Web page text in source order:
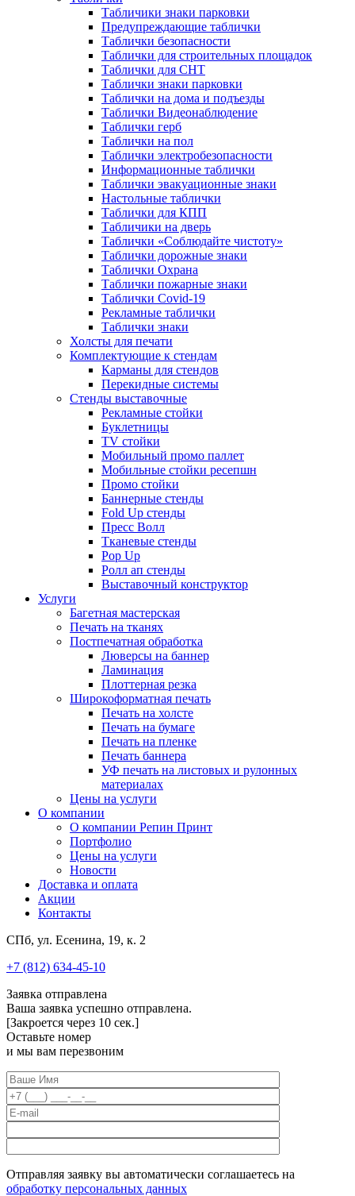
Табличики знаки парковки
Предупреждающие таблички
Таблички безопасности
Таблички для строительных площадок
Таблички для СНТ
Таблички знаки парковки
Таблички на дома и подъезды
Таблички Видеонаблюдение
Таблички герб
Таблички на пол
Таблички электробезопасности
Информационные таблички
Таблички эвакуационные знаки
Настольные таблички
Таблички для КПП
Табличики на дверь
Таблички «Соблюдайте чистоту»
Таблички дорожные знаки
Таблички Охрана
Таблички пожарные знаки
Таблички Covid-19
Рекламные таблички
Таблички знаки
Холсты для печати
Комплектующие к стендам
Карманы для стендов
Перекидные системы
Стенды выставочные
Рекламные стойки
Буклетницы
TV стойки
Мобильный промо паллет
Мобильные стойки ресепшн
Промо стойки
Баннерные стенды
Fold Up стенды
Пресс Волл
Тканевые стенды
Pop Up
Ролл ап стенды
Выставочный конструктор
Услуги
Багетная мастерская
Печать на тканях
Постпечатная обработка
Люверсы на баннер
Ламинация
Плоттерная резка
Широкоформатная печать
Печать на холсте
Печать на бумаге
Печать на пленке
Печать баннера
УФ печать на листовых и рулонных
материалах
Цены на услуги
О компании
О компании Репин Принт
Портфолио
Цены на услуги
Новости
Доставка и оплата
Акции
Контакты
СПб, ул. Есенина, 19, к. 2
+7 (812) 634-45-10
Заявка отправлена
Ваша заявка успешно отправлена.
[Закроется через 10 сек.]
Оставьте номер
и мы вам перезвоним
Отправляя заявку вы автоматически соглашаетесь на
обработку персональных данных